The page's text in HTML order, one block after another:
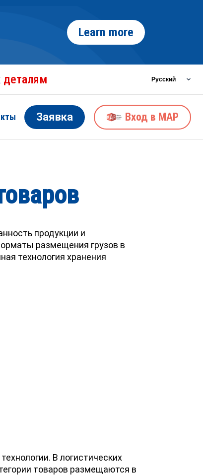
Learn more
деталям
Заявка Вход в MAP
продукции и
размещения грузов в
технология хранения
В логистических
товаров размещаются в